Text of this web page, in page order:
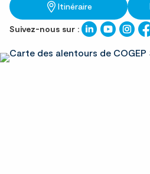
Itinéraire
Suivez-nous sur :